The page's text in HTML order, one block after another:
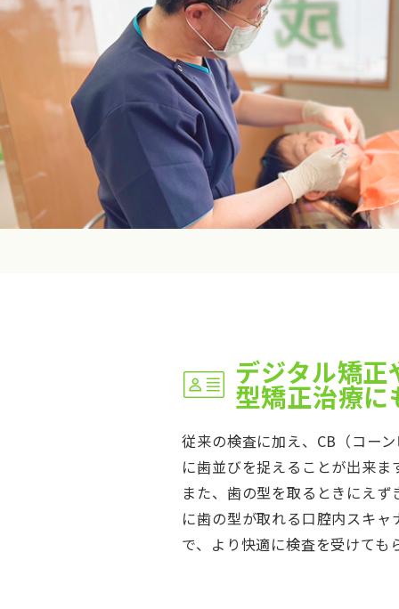
デジタル矯
型矯正治療に
従来の検査に加え、CB（コー
に歯並びを捉えることが出来ま
また、歯の型を取るときにえ
に歯の型が取れる口腔内スキ
で、より快適に検査を受けても